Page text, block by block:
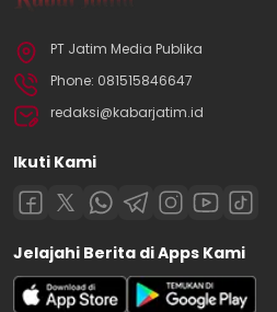
PT Jatim Media Publika
Phone: 081515846647
redaksi@kabarjatim.id
Ikuti Kami
Jelajahi Berita di Apps Kami